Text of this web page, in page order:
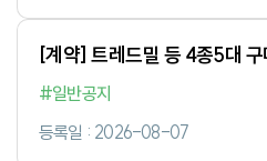
[계약] 트레드밀 등 4종5대 구
입찰서 평가결과
#일반공지
등록일 : 2026-08-07